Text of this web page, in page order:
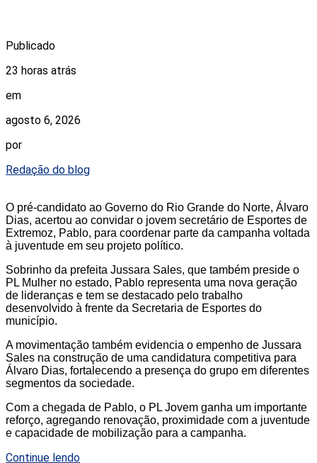
Publicado
23 horas atrás
em
agosto 6, 2026
por
Redação do blog
O pré-candidato ao Governo do Rio Grande do Norte, Álvaro
Dias, acertou ao convidar o jovem secretário de Esportes de
Extremoz, Pablo, para coordenar parte da campanha voltada
à juventude em seu projeto político.
Sobrinho da prefeita Jussara Sales, que também preside o
PL Mulher no estado, Pablo representa uma nova geração
de lideranças e tem se destacado pelo trabalho
desenvolvido à frente da Secretaria de Esportes do
município.
A movimentação também evidencia o empenho de Jussara
Sales na construção de uma candidatura competitiva para
Álvaro Dias, fortalecendo a presença do grupo em diferentes
segmentos da sociedade.
Com a chegada de Pablo, o PL Jovem ganha um importante
reforço, agregando renovação, proximidade com a juventude
e capacidade de mobilização para a campanha.
Continue lendo